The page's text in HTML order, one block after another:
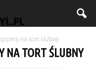
na tort ślubny
NA TORT ŚLUBNY